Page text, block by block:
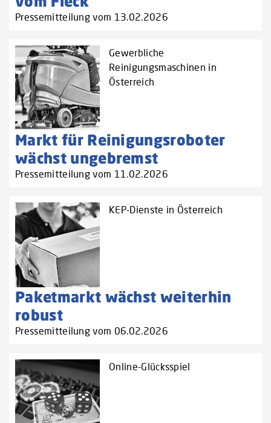
Pressemitteilung vom 13.02.2026
Gewerbliche
Reinigungsmaschinen in
Österreich
Markt für Reinigungsroboter
wächst ungebremst
Pressemitteilung vom 11.02.2026
KEP-Dienste in Österreich
Paketmarkt wächst weiterhin
robust
Pressemitteilung vom 06.02.2026
Online-Glücksspiel